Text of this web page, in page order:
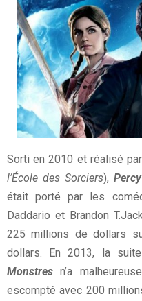
Sorti en 2010 et réalisé par
l’École des Sorciers),
était porté par les
Daddario et Brandon
225 millions de dollars
dollars. En 2013, la suite
Monstres n’a
escompté avec 200